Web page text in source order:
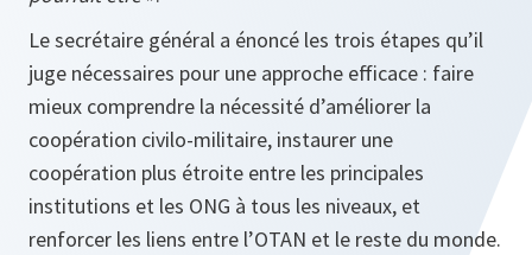
Le secrétaire général a énoncé les trois étapes qu’il
juge nécessaires pour une approche efficace : faire
mieux comprendre la nécessité d’améliorer la
coopération civilo-militaire, instaurer une
coopération plus étroite entre les principales
institutions et les ONG à tous les niveaux, et
renforcer les liens entre l’OTAN et le reste du monde.